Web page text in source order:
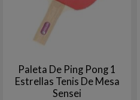
Paleta De Ping Pong 1
Estrellas Tenis De Mesa
Sensei